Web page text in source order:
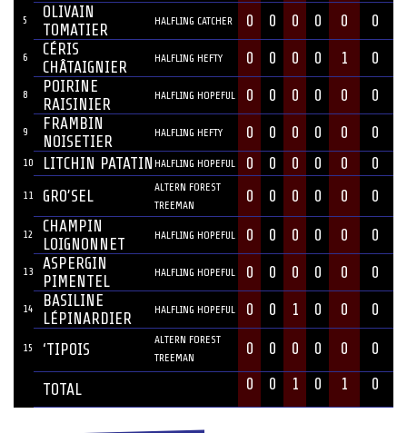
5
OLIVAIN
TOMATIER
HALFLING CATCHER 0 0 0 0 0 0
6
CÉRIS
CHÂTAIGNIER
HALFLING HEFTY 0 0 0 0 1 0
8
POIRINE
RAISINIER
HALFLING HOPEFUL 0 0 0 0 0 0
9
FRAMBIN
NOISETIER
HALFLING HEFTY 0 0 0 0 0 0
10 LITCHIN PATATIN HALFLING HOPEFUL 0 0 0 0 0 0
11 GRO’SEL
ALTERN FOREST
TREEMAN
0 0 0 0 0 0
12
CHAMPIN
LOIGNONNET
HALFLING HOPEFUL 0 0 0 0 0 0
13
ASPERGIN
PIMENTEL
HALFLING HOPEFUL 0 0 0 0 0 0
14
BASILINE
LÉPINARDIER
HALFLING HOPEFUL 0 0 1 0 0 0
15 ‘TIPOIS
ALTERN FOREST
TREEMAN
0 0 0 0 0 0
TOTAL 0 0 1 0 1 0